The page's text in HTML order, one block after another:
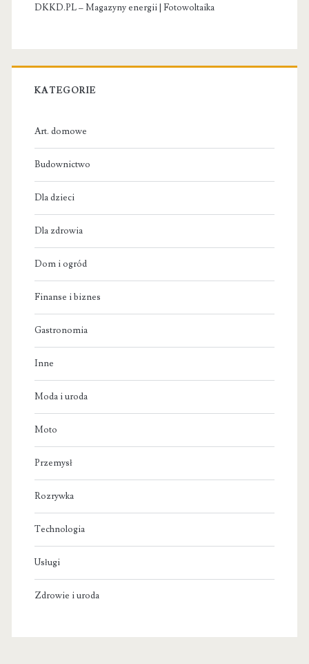
DKKD.PL – Magazyny energii | Fotowoltaika
KATEGORIE
Art. domowe
Budownictwo
Dla dzieci
Dla zdrowia
Dom i ogród
Finanse i biznes
Gastronomia
Inne
Moda i uroda
Moto
Przemysł
Rozrywka
Technologia
Usługi
Zdrowie i uroda